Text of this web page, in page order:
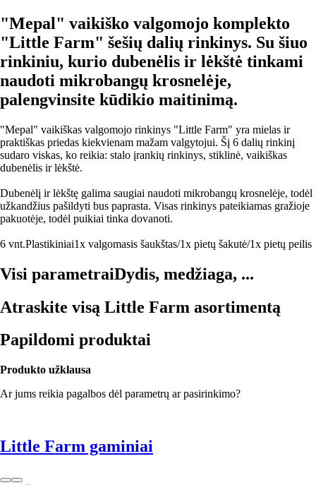
"Mepal" vaikiško valgomojo komplekto
"Little Farm" šešių dalių rinkinys. Su šiuo
rinkiniu, kurio dubenėlis ir lėkštė tinkami
naudoti mikrobangų krosnelėje,
palengvinsite kūdikio maitinimą.
"Mepal" vaikiškas valgomojo rinkinys "Little Farm" yra mielas ir
praktiškas priedas kiekvienam mažam valgytojui. Šį 6 dalių rinkinį
sudaro viskas, ko reikia: stalo įrankių rinkinys, stiklinė, vaikiškas
dubenėlis ir lėkštė.
Dubenėlį ir lėkštę galima saugiai naudoti mikrobangų krosnelėje, todėl
užkandžius pašildyti bus paprasta. Visas rinkinys pateikiamas gražioje
pakuotėje, todėl puikiai tinka dovanoti.
6 vnt.Plastikiniai1x valgomasis šaukštas/1x pietų šakutė/1x pietų peilis
Visi parametraiDydis, medžiaga, ...
Atraskite visą Little Farm asortimentą
Papildomi produktai
Produkto užklausa
Ar jums reikia pagalbos dėl parametrų ar pasirinkimo?
Little Farm gaminiai